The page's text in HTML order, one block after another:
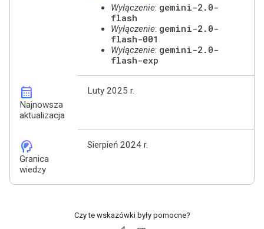
Wyłączenie: gemini-2.0-
flash
Wyłączenie: gemini-2.0-
flash-001
Wyłączenie: gemini-2.0-
flash-exp
calendar_month
Najnowsza
aktualizacja
Luty 2025 r.
cognition_2
Granica
wiedzy
Sierpień 2024 r.
Czy te wskazówki były pomocne?